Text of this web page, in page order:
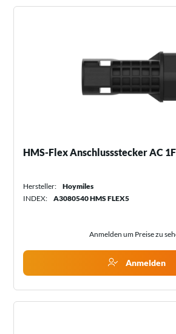
HMS-Flex Anschlussstecker AC
Hersteller:
Hoymiles
INDEX:
A3080540 HMS FLEX5
Anmelden um Preise zu
Anmelden